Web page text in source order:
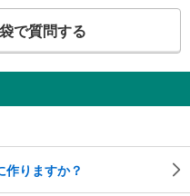
で質問する
りますか？